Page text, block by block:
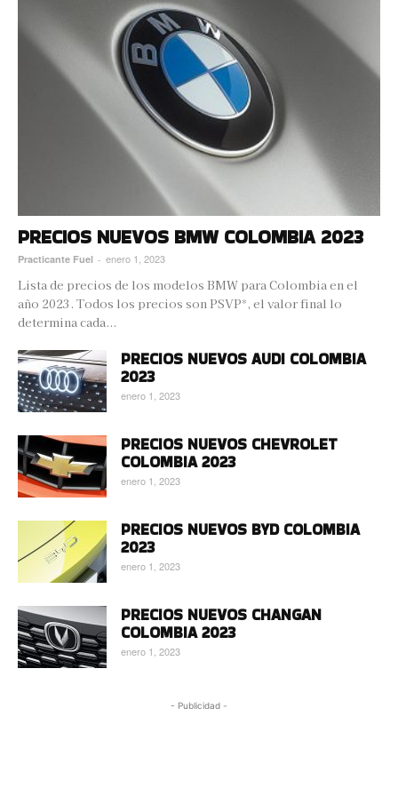
PRECIOS NUEVOS BMW COLOMBIA 2023
Practicante Fuel - enero 1, 2023
Lista de precios de los modelos BMW para Colombia en el
año 2023. Todos los precios son PSVP*, el valor final lo
determina cada...
PRECIOS NUEVOS AUDI COLOMBIA
2023
enero 1, 2023
PRECIOS NUEVOS CHEVROLET
COLOMBIA 2023
enero 1, 2023
PRECIOS NUEVOS BYD COLOMBIA
2023
enero 1, 2023
PRECIOS NUEVOS CHANGAN
COLOMBIA 2023
enero 1, 2023
- Publicidad -